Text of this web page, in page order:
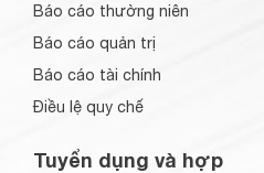
Báo cáo thường niên
Báo cáo quản trị
Báo cáo tài chính
Điều lệ quy chế
Tuyển dụng và hợp